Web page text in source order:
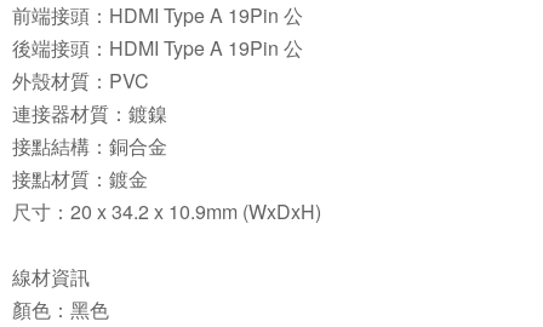
前端接頭：HDMI Type A 19Pin 公
後端接頭：HDMI Type A 19Pin 公
外殼材質：PVC
連接器材質：鍍鎳
接點結構：銅合金
接點材質：鍍金
尺寸：20 x 34.2 x 10.9mm (WxDxH)
線材資訊
顏色：黑色